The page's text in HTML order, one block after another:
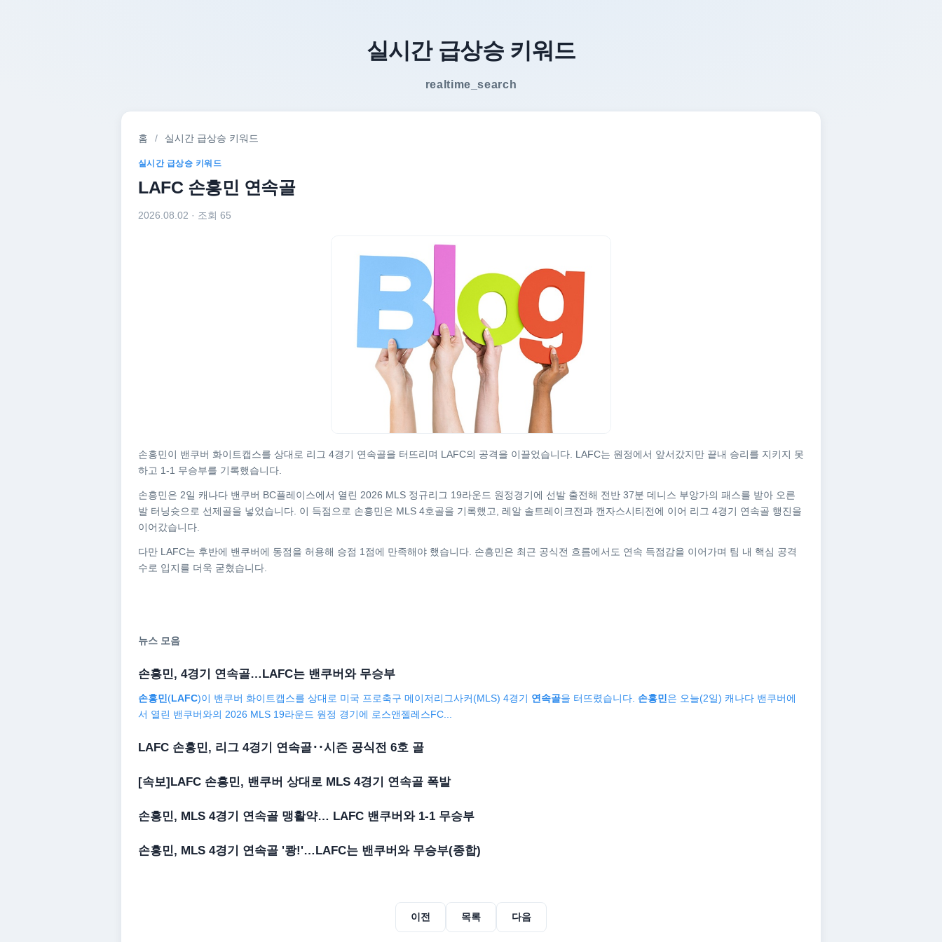
실시간 급상승 키워드
realtime_search
홈 / 실시간 급상승 키워드
실시간 급상승 키워드
LAFC 손흥민 연속골
2026.08.02 · 조회 65
손흥민이 밴쿠버 화이트캡스를 상대로 리그 4경기 연속골을 터뜨리며 LAFC의 공격을 이끌었습니다. LAFC는 원정에서 앞서갔지만 끝내 승리를 지키지 못
하고 1-1 무승부를 기록했습니다.
손흥민은 2일 캐나다 밴쿠버 BC플레이스에서 열린 2026 MLS 정규리그 19라운드 원정경기에 선발 출전해 전반 37분 데니스 부앙가의 패스를 받아 오른
발 터닝슛으로 선제골을 넣었습니다. 이 득점으로 손흥민은 MLS 4호골을 기록했고, 레알 솔트레이크전과 캔자스시티전에 이어 리그 4경기 연속골 행진을
이어갔습니다.
다만 LAFC는 후반에 밴쿠버에 동점을 허용해 승점 1점에 만족해야 했습니다. 손흥민은 최근 공식전 흐름에서도 연속 득점감을 이어가며 팀 내 핵심 공격
수로 입지를 더욱 굳혔습니다.
뉴스 모음
손흥민, 4경기 연속골…LAFC는 밴쿠버와 무승부
손흥민(LAFC)이 밴쿠버 화이트캡스를 상대로 미국 프로축구 메이저리그사커(MLS) 4경기 연속골을 터뜨렸습니다. 손흥민은 오늘(2일) 캐나다 밴쿠버에
서 열린 밴쿠버와의 2026 MLS 19라운드 원정 경기에 로스앤젤레스FC...
LAFC 손흥민, 리그 4경기 연속골‥시즌 공식전 6호 골
[속보]LAFC 손흥민, 밴쿠버 상대로 MLS 4경기 연속골 폭발
손흥민, MLS 4경기 연속골 맹활약… LAFC 밴쿠버와 1-1 무승부
손흥민, MLS 4경기 연속골 '쾅!'…LAFC는 밴쿠버와 무승부(종합)
이전 목록 다음